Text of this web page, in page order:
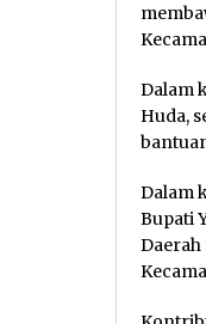
Dalam
Huda,
Dalam
Bupati
Daerah